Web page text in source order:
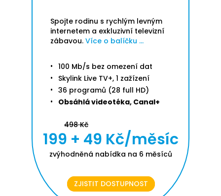
Spojte rodinu s rychlým levným
internetem a exkluzivní televizní
zábavou. Více o balíčku ...
100 Mb/s bez omezení dat
Skylink Live TV+, 1 zažízení
36 programů (28 full HD)
Obsáhlá videotéka, Canal+
498 Kč
199 + 49 Kč/měsíc
zvýhodněná nabídka na 6 měsíců
ZJISTIT DOSTUPNOST